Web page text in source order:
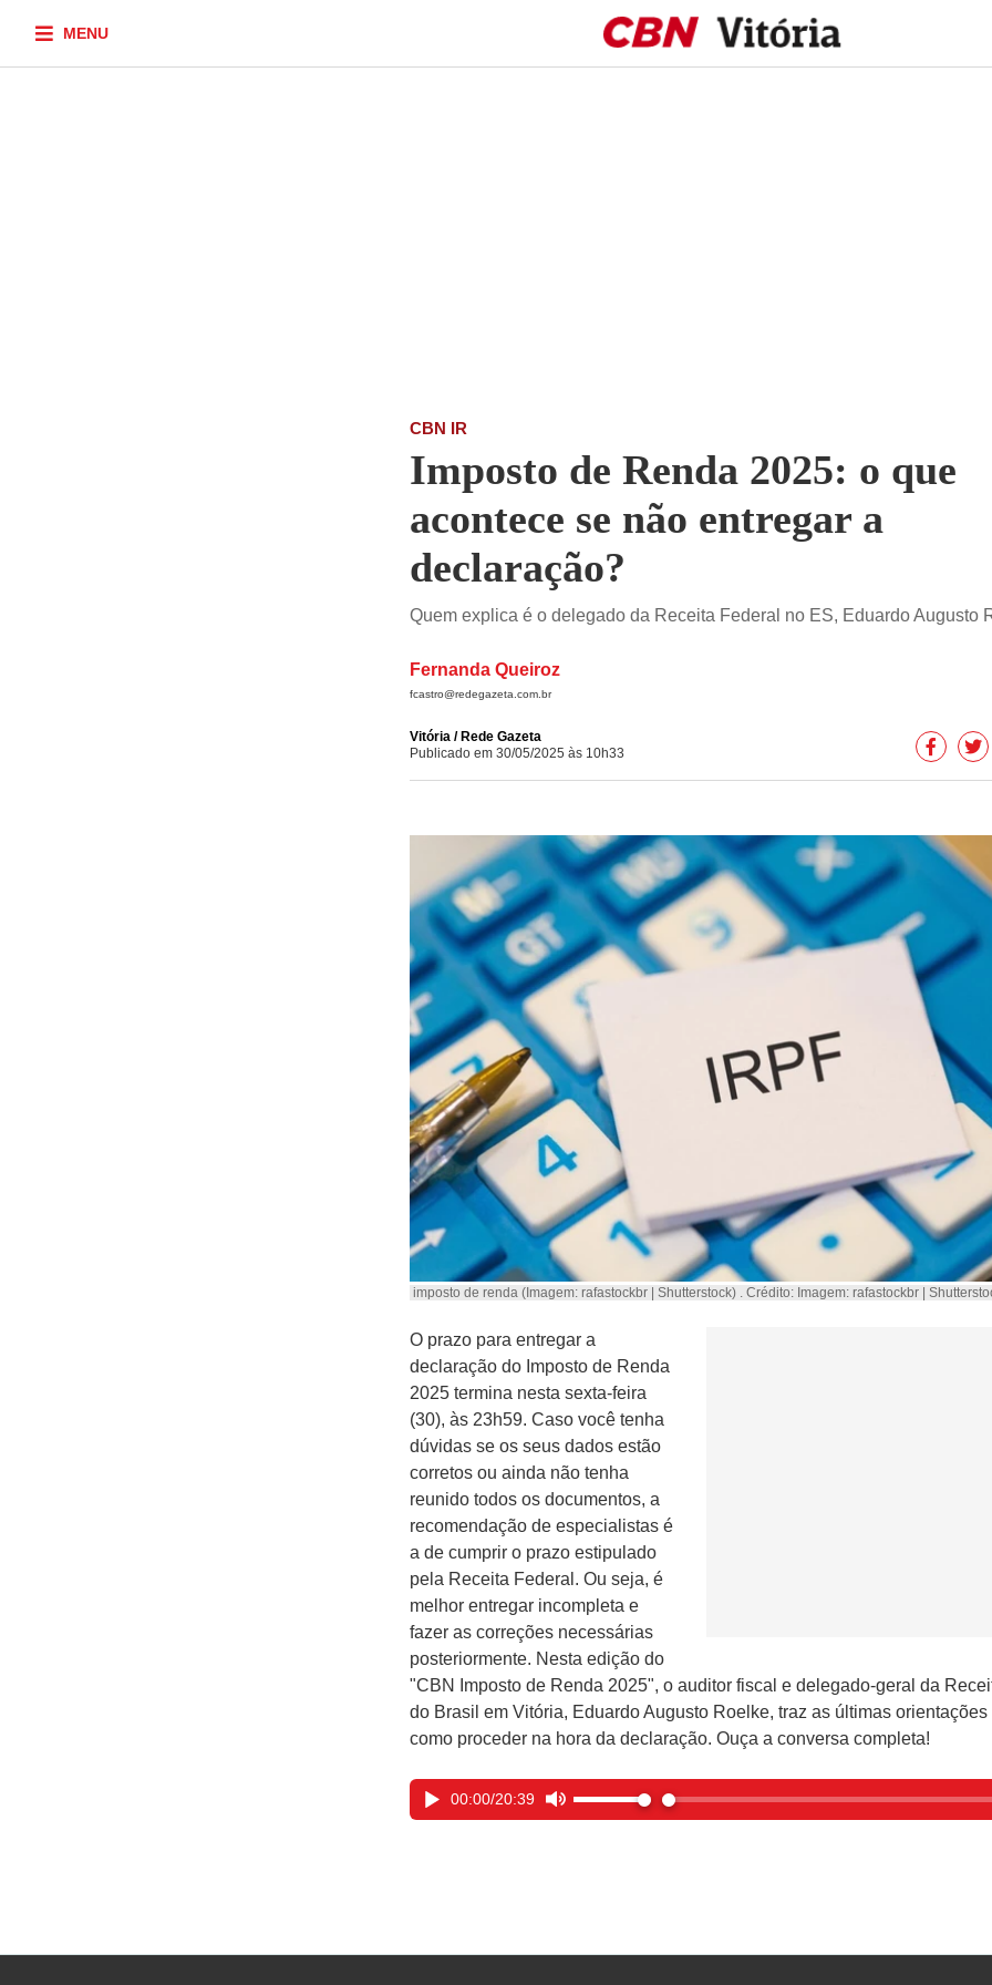
MENU
CBN IR
Imposto de Renda 2025: o que
acontece se não entregar a
declaração?
Quem explica é o delegado da Receita Federal no ES, Eduardo Augusto
Fernanda Queiroz
fcastro@redegazeta.com.br
Vitória / Rede Gazeta
Publicado em 30/05/2025 às 10h33
imposto de renda (Imagem: rafastockbr | Shutterstock) . Crédito: Imagem: rafastockbr |
O prazo para entregar a
declaração do Imposto de Renda
2025 termina nesta sexta-feira
(30), às 23h59. Caso você tenha
dúvidas se os seus dados estão
corretos ou ainda não tenha
reunido todos os documentos, a
recomendação de especialistas é
a de cumprir o prazo estipulado
pela Receita Federal. Ou seja, é
melhor entregar incompleta e
fazer as correções necessárias
posteriormente. Nesta edição do
"CBN Imposto de Renda 2025", o auditor fiscal e delegado-geral da
do Brasil em Vitória, Eduardo Augusto Roelke, traz as últimas orientações
como proceder na hora da declaração. Ouça a conversa completa!
00:00/20:39